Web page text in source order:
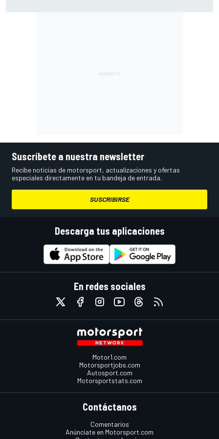
Suscríbete a nuestra newsletter
Recibe noticias de motorsport, actualizaciones y ofertas
especiales directamente en tu bandeja de entrada.
SUSCRIBIRSE
Descarga tus aplicaciones
En redes sociales
Motor1.com
Motorsportjobs.com
Autosport.com
Motorsportstats.com
Contáctanos
Comentarios
Anúnciate en Motorsport.com